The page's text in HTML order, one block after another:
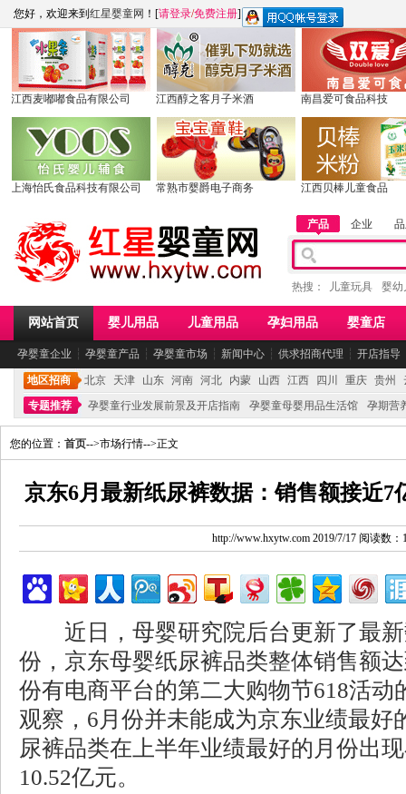
您好，欢迎来到 红星婴童网 ！[请登录/免费注册]
江西麦嘟嘟食品有限公司 江西醇之客月子米酒 南昌爱可食品科技
上海怡氏食品科技有限公司 常熟市婴爵电子商务 江西贝棒儿童食品
产品 企业
热搜： 儿童玩具 婴幼
网站首页 婴儿用品 儿童用品 孕妇用品 婴童店
孕婴童企业 ┆ 孕婴童产品 ┆ 孕婴童市场 ┆ 新闻中心 ┆ 供求招商代理 ┆ 开店指导
地区招商 北京 天津 山东 河南 河北 内蒙 山西 江西 四川 重庆 贵州
专题推荐
孕婴童行业发展前景及开店指南 孕婴童母婴用品生活馆 孕期营
您的位置： 首页-->市场行情-->正文
京东6月最新纸尿裤数据：销售额接近7
http://www.hxytw.com 2019/7/17 阅读数：
近日，母婴研究院后台更新了最新
份，京东母婴纸尿裤品类整体销售额
份有电商平台的第二大购物节618活动
观察，6月份并未能成为京东业绩最好
尿裤品类在上半年业绩最好的月份出
10.52亿元。